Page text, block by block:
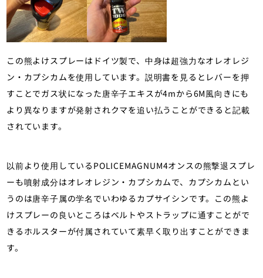
この熊よけスプレーはドイツ製で、中身は超強力なオレオレジ
ン・カプシカムを使用しています。説明書を見るとレバーを押
すことでガス状になった唐辛子エキスが4mから6M風向きにも
より異なりますが発射されクマを追い払うことができると記載
されています。
以前より使用しているPOLICEMAGNUM4オンスの熊撃退スプレ
ーも噴射成分はオレオレジン・カプシカムで、カプシカムとい
うのは唐辛子属の学名でいわゆるカプサイシンです。この熊よ
けスプレーの良いところはベルトやストラップに通すことがで
きるホルスターが付属されていて素早く取り出すことができま
す。